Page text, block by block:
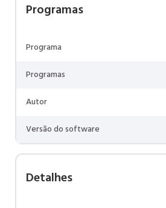
Programas
Programa
Programas
Autor
Versão do software
Detalhes